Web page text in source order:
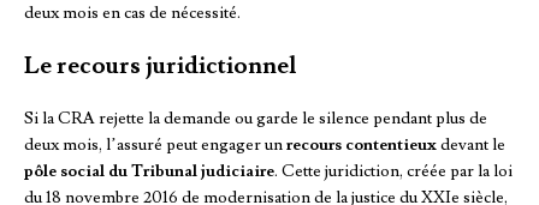
deux mois en cas de nécessité.
Le recours juridictionnel
Si la CRA rejette la demande ou garde le silence pendant plus de
deux mois, l’assuré peut engager unrecours contentieuxdevant le
pôle social du Tribunal judiciaire. Cette juridiction, créée par la loi
du 18 novembre 2016 de modernisation de la justice du XXIe siècle,